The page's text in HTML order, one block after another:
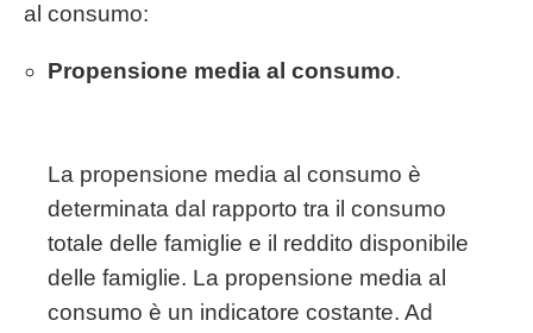
al consumo:
Propensione media al consumo.
La propensione media al consumo è
determinata dal rapporto tra il consumo
totale delle famiglie e il reddito disponibile
delle famiglie. La propensione media al
consumo è un indicatore costante. Ad